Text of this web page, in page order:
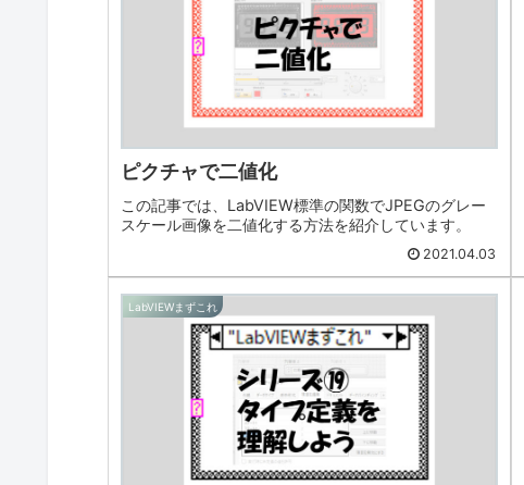
ピクチャで二値化
この記事では、LabVIEW標準の関数でJPEGのグレー
スケール画像を二値化する方法を紹介しています。
2021.04.03
LabVIEWまずこれ